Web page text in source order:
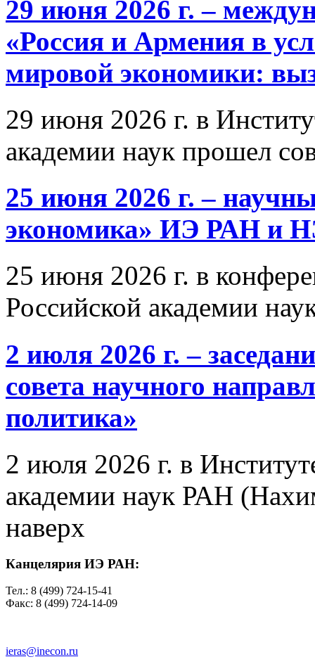
29 июня 2026 г. –
«Россия и Армения в
мировой экономики:
29 июня 2026 г. в
академии наук прошел
25 июня 2026 г. –
экономика» ИЭ РАН и
25 июня 2026 г. в
Российской академии
2 июля 2026 г. –
совета научного
политика»
2 июля 2026 г. в
академии наук РАН
наверх
Канцелярия ИЭ РАН:
Тел.: 8 (499) 724-15-41
Факс: 8 (499) 724-14-09
ieras@inecon.ru